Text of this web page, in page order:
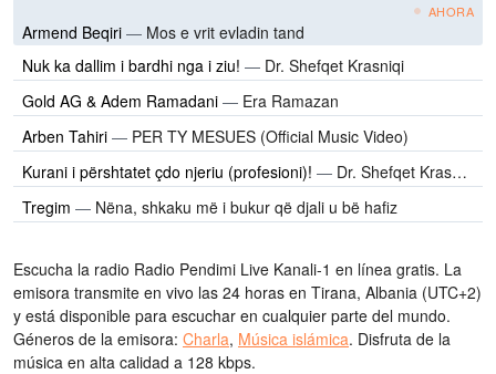
AHORA
Armend Beqiri — Mos e vrit evladin tand
Nuk ka dallim i bardhi nga i ziu! — Dr. Shefqet Krasniqi
Gold AG & Adem Ramadani — Era Ramazan
Arben Tahiri — PER TY MESUES (Official Music Video)
Kurani i përshtatet çdo njeriu (profesioni)! — Dr. Shefqet Krasniqi
Tregim — Nëna, shkaku më i bukur që djali u bë hafiz
Escucha la radio Radio Pendimi Live Kanali-1 en línea gratis. La
emisora transmite en vivo las 24 horas en Tirana, Albania (UTC+2)
y está disponible para escuchar en cualquier parte del mundo.
Géneros de la emisora: Charla, Música islámica. Disfruta de la
música en alta calidad a 128 kbps.